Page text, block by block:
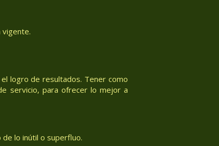
vigente.
logro de resultados. Tener como
servicio, para ofrecer lo mejor a
lo inútil o superfluo.